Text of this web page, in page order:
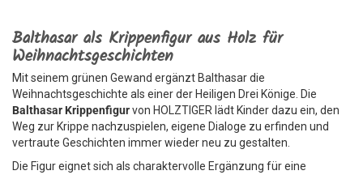
Balthasar als Krippenfigur aus Holz für
Weihnachtsgeschichten
Mit seinem grünen Gewand ergänzt Balthasar die
Weihnachtsgeschichte als einer der Heiligen Drei Könige. Die
Balthasar Krippenfigurvon HOLZTIGER lädt Kinder dazu ein, den
Weg zur Krippe nachzuspielen, eigene Dialoge zu erfinden und
vertraute Geschichten immer wieder neu zu gestalten.
Die Figur eignet sich als charaktervolle Ergänzung für eine